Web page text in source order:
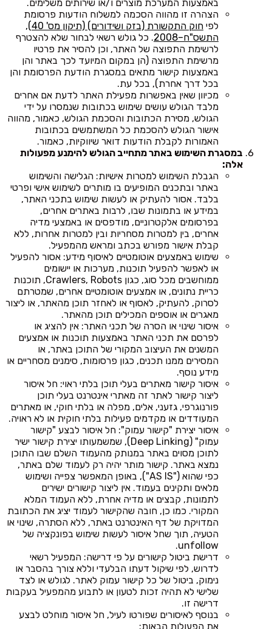
באמצעות המערכת מוצרים ו/או שירותים משלימים.
הצהרה זו מהווה הסכמה למשלוח הודעות פרסומת
לפי
חוק התקשורת (בזק ושידורים) (תיקון מס' 40),
התשס"ח–2008
. כל גולש רשאי לבחור שלא להצטרף
לרשימת התפוצה של האתר, וכן להסיר את פרטיו
מרשימת התפוצה (הן במקום המיועד לכך באתר והן
באמצעות קישור מתאים במסגרת הודעת הפרסומת והן
בכל דרך אחרת), בכל עת.
מכיוון שאין באפשרות מפעילת האתר לדעת אם אחרים
מלבד הגולש עושים שימוש בכתובות שנמסרו על ידי
הגולש, מסירת הכתובות והסכמת הגולש, כאמור, מהווה
אישור הגולש להסכמת כל המשתמשים בכתובות
האמורות לקבלת הודעות דואר שיווקיות, כאמור.
במסגרת השימוש באתר מתחייב הגולש להימנע מפעולות
אלה:
הגבלת השימוש למטרות אישיות: הגלישה והשימוש
באתר ובתכנים המופיעים בו מותרים לשימוש אישי ופרטי
בלבד. אסור להעתיק או לעשות שימוש בתכני האתר,
במידע או בתמונות שבו, לרבות באתרים אחרים,
בפרסומים אלקטרוניים, מודפסים או באמצעי מדיה
אחרים, בין למטרות מסחריות ובין למטרות אחרות, ללא
קבלת אישור מפורש בכתב ומראש מהמפעיל.
שימוש באמצעים אוטומטיים לאיסוף מידע: אסור להפעיל
או לאפשר להפעיל תוכנות, מערכות או יישומים
ממוחשבים מכל סוג, כגון Crawlers, Robots, תוכנות
כריית נתונים, או אמצעים אוטומטיים אחרים, שמטרתם
לסרוק, להעתיק, לאסוף או לאחזר תוכן מהאתר, או ליצור
מאגרים או אוספים המכילים תוכן מהאתר.
איסור שינוי או הסרה של תכני האתר: אין להציג או
לפרסם את תכני האתר באמצעות תוכנות או אמצעים
המשנים את העיצוב המקורי של התוכן באתר, או
המסירים ממנו תכנים, כגון פרסומות, סימנים מסחריים או
מידע נוסף.
איסור קישור מאתרים בעלי תוכן בלתי ראוי: חל איסור
ליצור קישור לאתר זה מאתרי אינטרנט בעלי תוכן
פורנוגרפי, גזעני, אלים, מפלה או בלתי חוקי, או מאתרים
המעודדים או מקדמים פעילות בלתי חוקית או לא ראויה.
איסור יצירת "קישור עמוק": חל איסור לבצע "קישור
עמוק" (Deep Linking), שמשמעותו יצירת קישור ישיר
לתוכן מסוים באתר במנותק מהעמוד השלם שבו התוכן
נמצא באתר. קישור מותר יהיה רק לעמוד שלם באתר,
כפי שהוא ("AS IS"), באופן המאפשר צפייה ושימוש
מלאים ותקינים בעמוד. אין ליצור קישורים ישירים
לתמונות, קבצים או מדיה אחרת, ללא העמוד המלא
המקורי. כמו כן, חובה שהקישור לעמוד יציג את הכתובת
המדויקת של דף האינטרנט באתר, ללא הסתרה, שינוי או
הטעיה, תוך שחל איסור לעשות שימוש בפונקציה של
unfollow.
דרישת ביטול קישורים על פי דרישה: המפעיל רשאי
לדרוש, לפי שיקול דעתו הבלעדי וללא צורך בהסבר או
נימוק, ביטול של כל קישור עמוק לאתר. לגולש או לצד
שלישי לא תהיה זכות לטעון או לתבוע מהמפעיל בעקבות
דרישה זו.
בנוסף לאיסורים שפורטו לעיל, חל איסור מוחלט לבצע
את הפעולות הבאות: